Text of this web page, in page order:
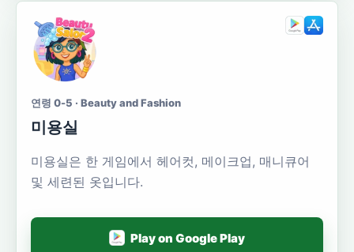
연령 0-5 · Beauty and Fashion
미용실
미용실은 한 게임에서 헤어컷, 메이크업, 매니큐어
및 세련된 옷입니다.
Play on Google Play